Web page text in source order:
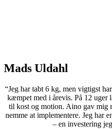
Mads Uldahl
“Jeg har tabt 6 kg, men vigtigst
kæmpet med i årevis. På 12 uger
til kost og motion. Aino gav mig
nemme at implementere. Jeg har
– en investering